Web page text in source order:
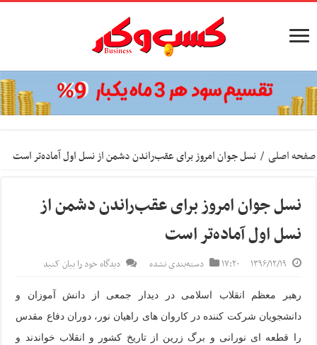
صفحه اصلی / نسل جوان امروز برای عقب‌راندن دشمن از نسل اول آماده‌تر است
نسل جوان امروز برای عقب‌راندن دشمن از
نسل اول آماده‌تر است
۱۳۹۶/۱۲/۱۹ ۱۷:۲۰ دسته‌بندی نشده دیدگاه خود را بیان کنید
رهبر معظم انقلاب اسلامی در دیدار جمعی از دانش آموزان و
دانشجویان شرکت کننده در کاروان های راهیان نور، دوران دفاع مقدس
را قطعه ای نورانی و برگ زرین از تاریخ کشور و انقلاب خواندند و